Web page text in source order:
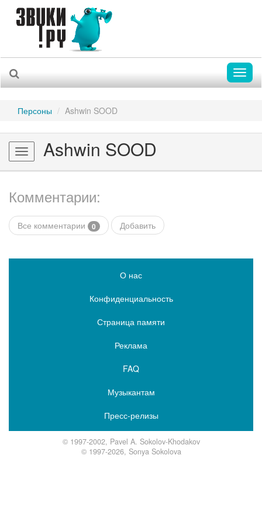
Персоны Ashwin SOOD
Toggle
navigation
Ashwin SOOD
Комментарии:
Все комментарии 0 Добавить
О нас
Конфиденциальность
Страница памяти
Реклама
FAQ
Музыкантам
Пресс-релизы
© 1997-2002, Pavel A. Sokolov-Khodakov
© 1997-2026, Sonya Sokolova